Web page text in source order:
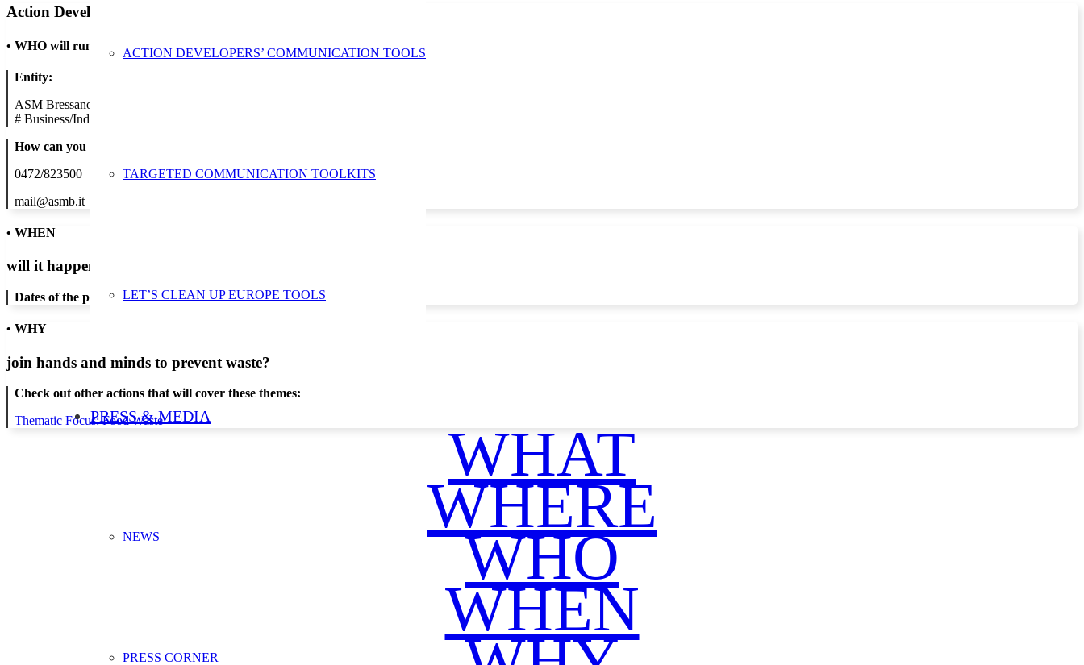
ACTION DEVELOPERS’ COMMUNICATION TOOLS
TARGETED COMMUNICATION TOOLKITS
LET’S CLEAN UP EUROPE TOOLS
PRESS & MEDIA
NEWS
PRESS CORNER
Action Developer
• WHO will run the show
Entity:
ASM Bressanone SpA - Stadtwerke Brixen AG
# Business/Industry
How can you get in contact:
0472/823500
mail@asmb.it
• WHEN
will it happen?
Dates of the proposed action:
• WHY
join hands and minds to prevent waste?
Check out other actions that will cover these themes:
Thematic Focus: Food Waste
WHAT
WHERE
WHO
WHEN